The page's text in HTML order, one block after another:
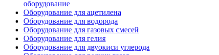
оборудование
Оборудование для ацетилена
Оборудование для водорода
Оборудование для газовых смесей
Оборудование для гелия
Оборудование для двуокиси углерода